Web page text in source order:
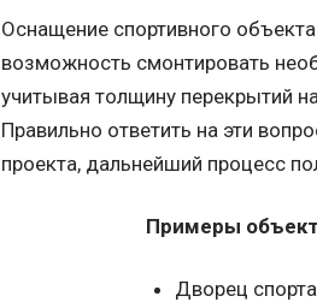
Оснащение спортивного
возможность смонтировать
учитывая толщину перекрытий
Правильно ответить на эти
проекта, дальнейший процесс
Примеры
Дворец